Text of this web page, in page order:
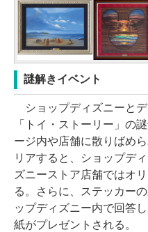
謎解きイベント
ショップディズニーとデ
「トイ・ストーリー」の
ージ内や店舗に散りばめ
リアすると、ショップデ
ズニーストア店舗ではオ
る。さらに、ステッカー
ップディズニー内で回答
紙がプレゼントされる。